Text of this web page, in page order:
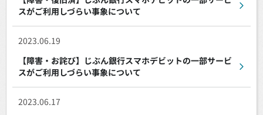
スがご利用しづらい事象について
2023.06.19
【障害・お詫び】じぶん銀行スマホデビットの一部サービ
スがご利用しづらい事象について
2023.06.17